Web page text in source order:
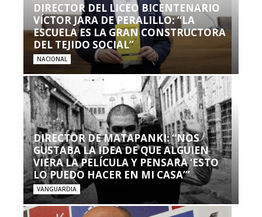
DIRECTOR DEL LICEO BICENTENARIO
VÍCTOR JARA DE PERALILLO: “LA
ESCUELA ES LA GRAN CONSTRUCTORA
DEL TEJIDO SOCIAL”
NACIONAL
DIRECTOR DE MATAPANKI: “NOS
GUSTABA LA IDEA DE QUE ALGUIEN
VIERA LA PELÍCULA Y PENSARA ‘ESTO
LO PUEDO HACER EN MI CASA’”
VANGUARDIA